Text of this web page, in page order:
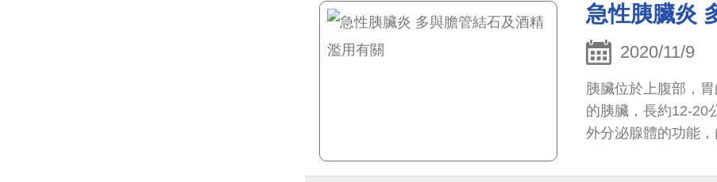
急性胰臟炎
2020/11/9
胰臟位於上腹部，
的胰臟，長約12-20
外分泌腺體的功能